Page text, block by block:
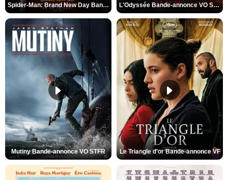
Spider-Man: Brand New Day Bande-annonce VO STFR L'Odyssée Bande-annonce VO STFR
Mutiny Bande-annonce VO STFR Le Triangle d'or Bande-annonce VF